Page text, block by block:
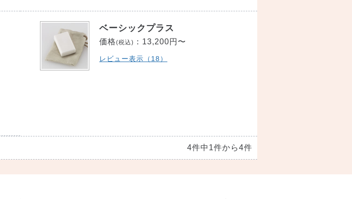
ベーシックプラス
価格(税込) ： 13,200円〜
レビュー表示（18）
4件中1件から4件